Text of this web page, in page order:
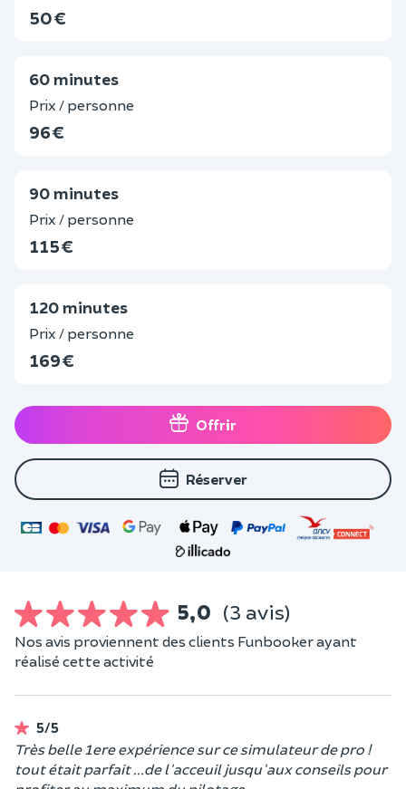
50 €
60 minutes
Prix / personne
96 €
90 minutes
Prix / personne
115 €
120 minutes
Prix / personne
169 €
Offrir
Réserver
5,0 (3 avis)
Nos avis proviennent des clients Funbooker ayant
réalisé cette activité
5/5
Très belle 1ere expérience sur ce simulateur de pro !
tout était parfait ...de l'acceuil jusqu'aux conseils pour